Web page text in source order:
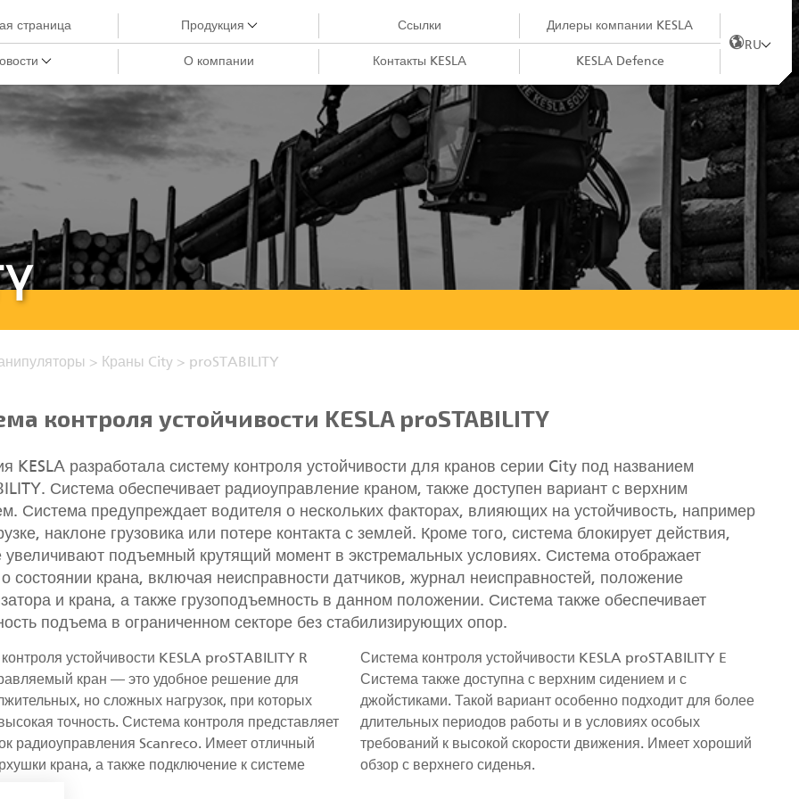
страница Продукция
Краны City
Краны-манипуляторы для лесозаготовки
Харвестерные головки
Грейферы II
Процессоры циклической подачи
Прицепы
Ссылки Дилеры компании KESLA
О компании Контакты KESLA KESLA Defence
RU
> Краны City > proSTABILITY
контроля устойчивости KESLA proSTABILITY
KESLA разработала систему контроля устойчивости для кранов серии City под названием
Система обеспечивает радиоуправление краном, также доступен вариант с верхним
Система предупреждает водителя о нескольких факторах, влияющих на устойчивость, например
наклоне грузовика или потере контакта с землей. Кроме того, система блокирует действия,
увеличивают подъемный крутящий момент в экстремальных условиях. Система отображает
состоянии крана, включая неисправности датчиков, журнал неисправностей, положение
и крана, а также грузоподъемность в данном положении. Система также обеспечивает
подъема в ограниченном секторе без стабилизирующих опор.
устойчивости KESLA proSTABILITY R
кран — это удобное решение для
но сложных нагрузок, при которых
точность. Система контроля представляет
радиоуправления Scanreco. Имеет отличный
крана, а также подключение к системе
Система контроля устойчивости KESLA proSTABILITY E
Система также доступна с верхним сидением и с
джойстиками. Такой вариант особенно подходит для более
длительных периодов работы и в условиях особых
требований к высокой скорости движения. Имеет хороший
обзор с верхнего сиденья.